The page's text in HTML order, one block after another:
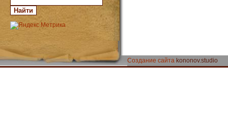
Создание сайта kononov.studio